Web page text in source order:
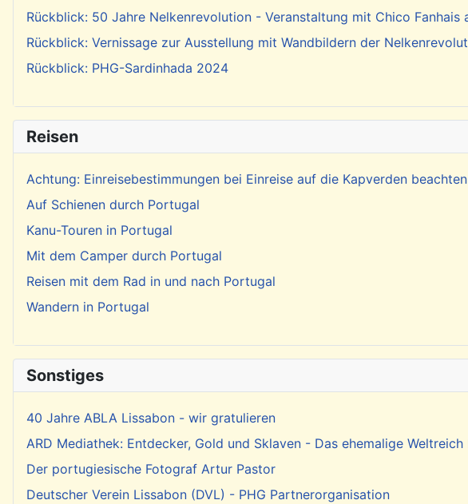
Rückblick: 50 Jahre Nelkenrevolution - Veranstaltung mit Chico Fanhais
Rückblick: Vernissage zur Ausstellung mit Wandbildern der
Rückblick: PHG-Sardinhada 2024
Reisen
Achtung: Einreisebestimmungen bei Einreise auf die Kapverden beachten
Auf Schienen durch Portugal
Kanu-Touren in Portugal
Mit dem Camper durch Portugal
Reisen mit dem Rad in und nach Portugal
Wandern in Portugal
Sonstiges
40 Jahre ABLA Lissabon - wir gratulieren
ARD Mediathek: Entdecker, Gold und Sklaven - Das ehemalige
Der portugiesische Fotograf Artur Pastor
Deutscher Verein Lissabon (DVL) - PHG Partnerorganisation